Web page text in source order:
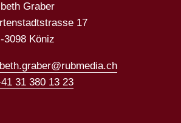
Graber
17
3098 Köniz
31 380 13 23